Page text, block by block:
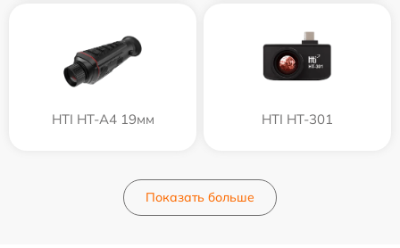
HTI HT-A4 19мм HTI HT-301
Показать больше